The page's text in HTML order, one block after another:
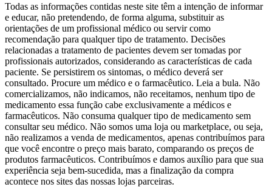
Todas as informações contidas neste site têm a intenção de informar
e educar, não pretendendo, de forma alguma, substituir as
orientações de um profissional médico ou servir como
recomendação para qualquer tipo de tratamento. Decisões
relacionadas a tratamento de pacientes devem ser tomadas por
profissionais autorizados, considerando as características de cada
paciente. Se persistirem os sintomas, o médico deverá ser
consultado. Procure um médico e o farmacêutico. Leia a bula. Não
comercializamos, não indicamos, não receitamos, nenhum tipo de
medicamento essa função cabe exclusivamente a médicos e
farmacêuticos. Não consuma qualquer tipo de medicamento sem
consultar seu médico. Não somos uma loja ou marketplace, ou seja,
não realizamos a venda de medicamentos, apenas contribuímos para
que você encontre o preço mais barato, comparando os preços de
produtos farmacêuticos. Contribuímos e damos auxílio para que sua
experiência seja bem-sucedida, mas a finalização da compra
acontece nos sites das nossas lojas parceiras.